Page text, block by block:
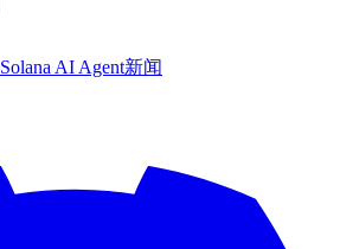
Solana AI Agent新闻